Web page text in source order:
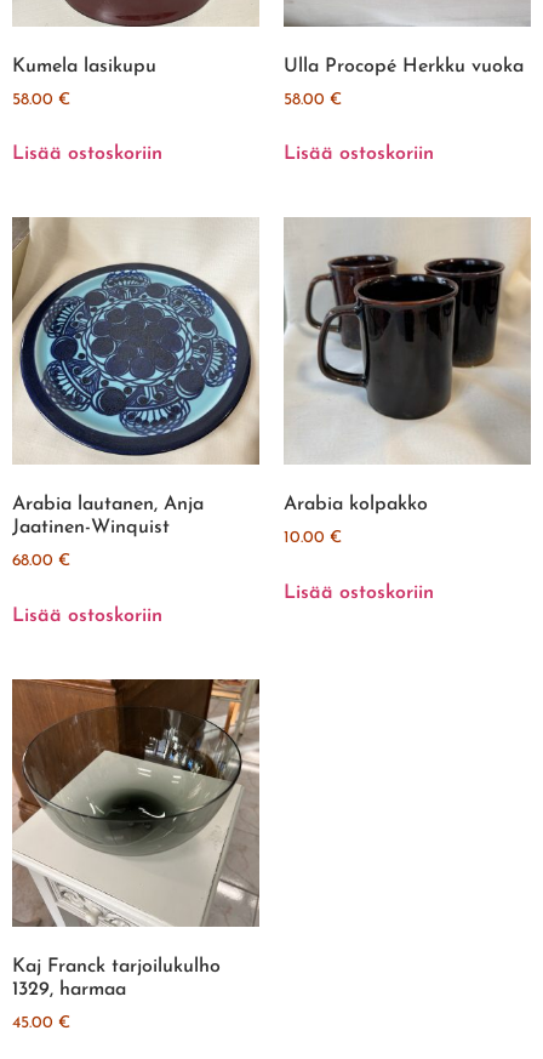
Kumela lasikupu
58.00 €
Lisää ostoskoriin
Ulla Procopé Herkku vuoka
58.00 €
Lisää ostoskoriin
Arabia lautanen, Anja
Jaatinen-Winquist
68.00 €
Lisää ostoskoriin
Arabia kolpakko
10.00 €
Lisää ostoskoriin
Kaj Franck tarjoilukulho
1329, harmaa
45.00 €